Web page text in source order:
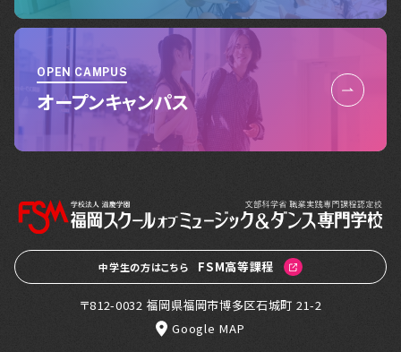
OPEN CAMPUS
オープンキャンパス
中学生の方はこちら FSM高等課程
〒812-0032 福岡県福岡市博多区石城町 21-2
Google MAP